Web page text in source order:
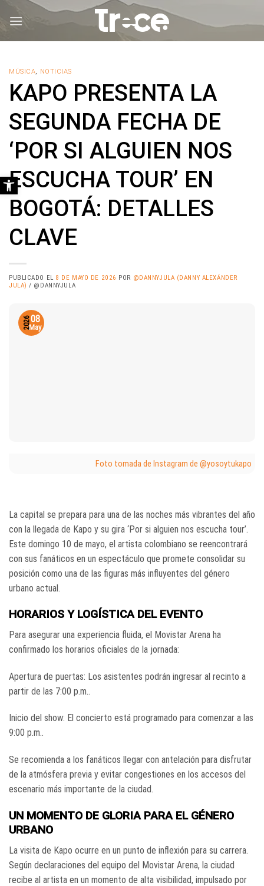
MÚSICA, NOTICIAS
KAPO PRESENTA LA
SEGUNDA FECHA DE
‘POR SI ALGUIEN NOS
ESCUCHA TOUR’ EN
BOGOTÁ: DETALLES
CLAVE
PUBLICADO EL 8 DE MAYO DE 2026 POR @DANNYJULA (DANNY ALEXÁNDER
JULA) / @DANNYJULA
Foto tomada de Instagram de @yosoytukapo
08
May
2026
La capital se prepara para una de las noches más vibrantes del año
con la llegada de Kapo y su gira ‘Por si alguien nos escucha tour’.
Este domingo 10 de mayo, el artista colombiano se reencontrará
con sus fanáticos en un espectáculo que promete consolidar su
posición como una de las figuras más influyentes del género
urbano actual.
HORARIOS Y LOGÍSTICA DEL EVENTO
Para asegurar una experiencia fluida, el Movistar Arena ha
confirmado los horarios oficiales de la jornada:
Apertura de puertas: Los asistentes podrán ingresar al recinto a
partir de las 7:00 p.m..
Inicio del show: El concierto está programado para comenzar a las
9:00 p.m..
Se recomienda a los fanáticos llegar con antelación para disfrutar
de la atmósfera previa y evitar congestiones en los accesos del
escenario más importante de la ciudad.
UN MOMENTO DE GLORIA PARA EL GÉNERO
URBANO
La visita de Kapo ocurre en un punto de inflexión para su carrera.
Según declaraciones del equipo del Movistar Arena, la ciudad
recibe al artista en un momento de alta visibilidad, impulsado por
Abrir barra de herramientas